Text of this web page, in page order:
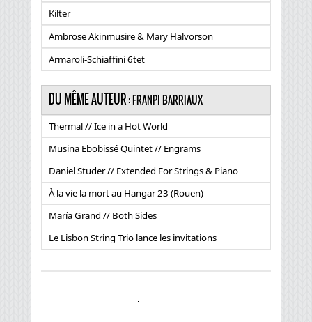
Kilter
Ambrose Akinmusire & Mary Halvorson
Armaroli-Schiaffini 6tet
DU MÊME AUTEUR :FRANPI BARRIAUX
Thermal // Ice in a Hot World
Musina Ebobissé Quintet // Engrams
Daniel Studer // Extended For Strings & Piano
À la vie la mort au Hangar 23 (Rouen)
María Grand // Both Sides
Le Lisbon String Trio lance les invitations